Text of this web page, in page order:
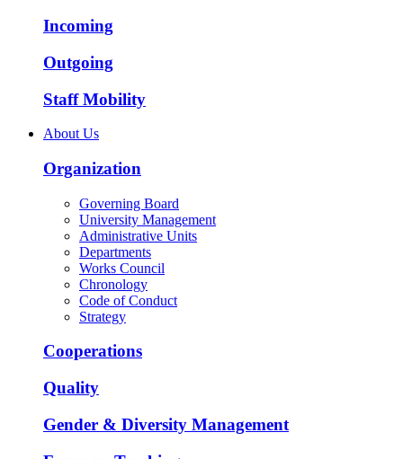
Incoming
Outgoing
Staff Mobility
About Us
Organization
Governing Board
University Management
Administrative Units
Departments
Works Council
Chronology
Code of Conduct
Strategy
Cooperations
Quality
Gender & Diversity Management